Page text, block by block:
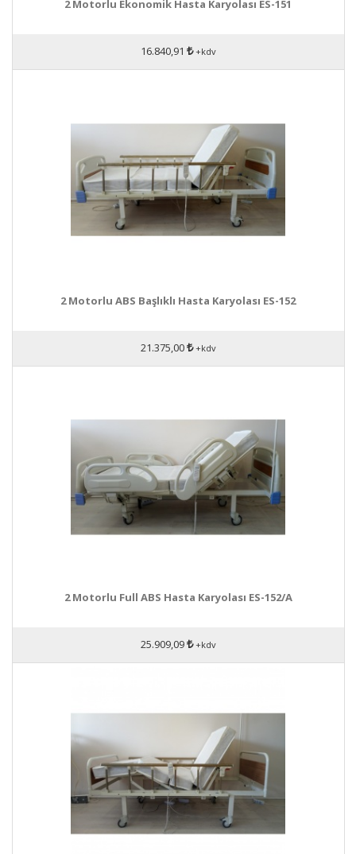
2 Motorlu Ekonomik Hasta Karyolası ES-151
16.840,91 +kdv
2 Motorlu ABS Başlıklı Hasta Karyolası ES-152
21.375,00 +kdv
2 Motorlu Full ABS Hasta Karyolası ES-152/A
25.909,09 +kdv